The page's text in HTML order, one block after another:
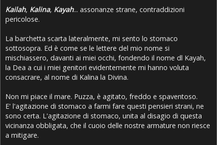
Kailah, Kalina, Kayah... assonanze strane, contraddizioni
pericolose.
La barchetta scarta lateralmente, mi sento lo stomaco
sottosopra. Ed è come se le lettere del mio nome si
mischiassero, davanti ai miei occhi, fondendo il nome dl Kayah,
la Dea a cui i miei genitori evidentemente mi hanno voluta
consacrare, al nome di Kalina la Divina.
Non mi piace il mare. Puzza, è agitato, freddo e spaventoso.
E' l'agitazione di stomaco a farmi fare questi pensieri strani, ne
sono certa. L'agitazione di stomaco, unita al disagio di questa
vicinanza obbligata, che il cuoio delle nostre armature non riesce
a mitigare.